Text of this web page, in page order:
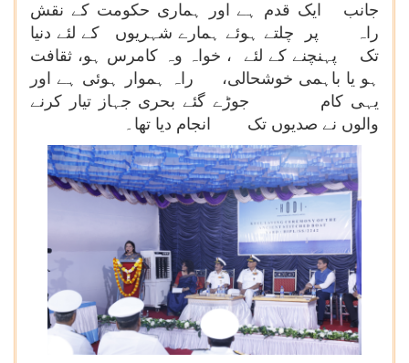
جانب ایک قدم ہے اور ہماری حکومت کے نقش
راہ پر چلتے ہوئے ہمارے شہریوں کے لئے دنیا
تک پہنچنے کے لئے ، خواہ وہ کامرس ہو، ثقافت
ہو یا باہمی خوشحالی، راہ ہموار ہوئی ہے اور
یہی کام جوڑے گئے بحری جہاز تیار کرنے
والوں نے صدیوں تک انجام دیا تھا۔